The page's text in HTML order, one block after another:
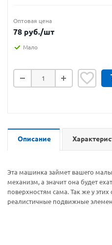
Оптовая цена
78 руб./шт
Мало
Описание
Эта машинка займет вашего
механизм, а значит она будет
поверхностям сама. Так же у
реалистичные подвижные